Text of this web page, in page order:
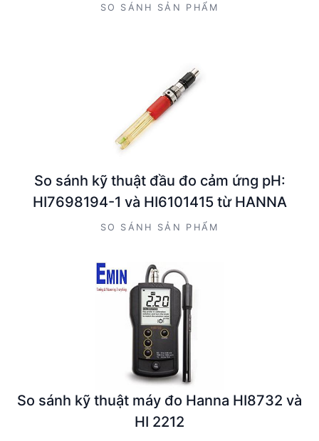
SO SÁNH SẢN PHẨM
So sánh kỹ thuật đầu đo cảm ứng pH:
HI7698194-1 và HI6101415 từ HANNA
SO SÁNH SẢN PHẨM
So sánh kỹ thuật máy đo Hanna HI8732 và
HI 2212